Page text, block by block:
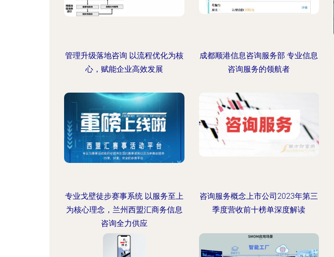
管理升级落地咨询 以流程优化为核
心，赋能企业高效发展
成都顺港信息咨询服务部 专业信息
咨询服务的领航者
专业戈壁徒步赛事系统 以服务至上
为核心理念，兰州西盟汇商务信息
咨询全力供应
咨询服务概念上市公司2023年第三
季度营收前十榜单深度解读